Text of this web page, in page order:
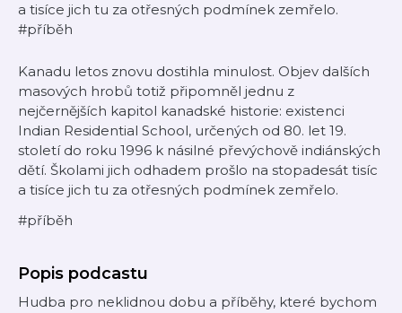
a tisíce jich tu za otřesných podmínek zemřelo.
#příběh
Kanadu letos znovu dostihla minulost. Objev dalších
masových hrobů totiž připomněl jednu z
nejčernějších kapitol kanadské historie: existenci
Indian Residential School, určených od 80. let 19.
století do roku 1996 k násilné převýchově indiánských
dětí. Školami jich odhadem prošlo na stopadesát tisíc
a tisíce jich tu za otřesných podmínek zemřelo.
#příběh
Popis podcastu
Hudba pro neklidnou dobu a příběhy, které bychom